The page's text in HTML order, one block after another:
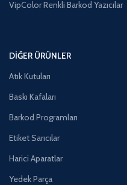
VipColor Renkli Barkod Yazıcılar
DIĞER ÜRÜNLER
Atık Kutuları
Baskı Kafaları
Barkod Programları
Etiket Sarıcılar
Harici Aparatlar
Yedek Parça